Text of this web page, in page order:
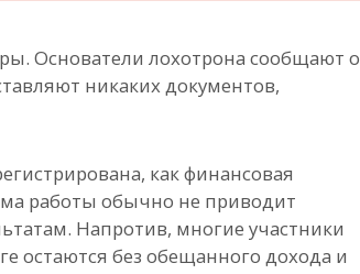
Основатели лохотрона сообщают о
никаких документов,
как финансовая
работы обычно не приводит
Напротив, многие участники
остаются без обещанного дохода и